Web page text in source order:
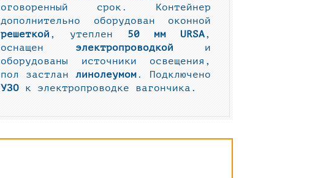
оговоренный срок. Контейнер
дополнительно оборудован оконной
решеткой , утеплен 50 мм URSA,
оснащен электропроводкой и
оборудованы источники освещения,
пол застлан линолеумом. Подключено
УЗО к электропроводке вагончика.